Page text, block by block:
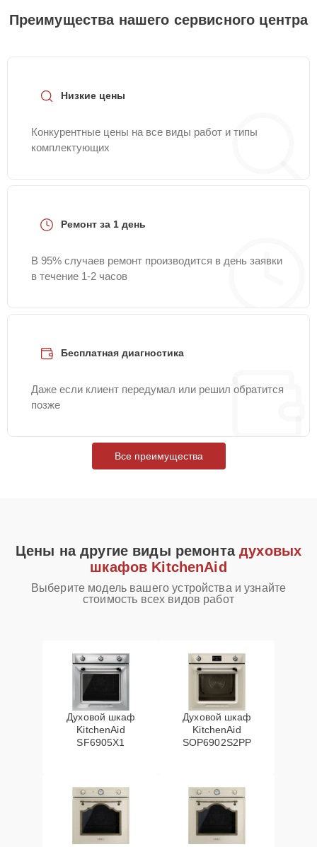
Преимущества нашего сервисного центра
Низкие цены
Конкурентные цены на все виды работ и типы
комплектующих
Ремонт за 1 день
В 95% случаев ремонт производится в день заявки
в течение 1-2 часов
Бесплатная диагностика
Даже если клиент передумал или решил обратится
позже
Все преимущества
Цены на другие виды ремонтадуховых
шкафов KitchenAid
Выберите модель вашего устройства и узнайте
стоимость всех видов работ
Духовой шкаф
KitchenAid
SF6905X1
Духовой шкаф
KitchenAid
SOP6902S2PP